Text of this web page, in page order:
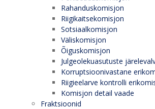
Rahanduskomisjon
Riigikaitsekomisjon
Sotsiaalkomisjon
Väliskomisjon
Õiguskomisjon
Julgeolekuasutuste
Korruptsioonivastane
Riigieelarve kontrolli
Komisjon detail vaade
Fraktsioonid